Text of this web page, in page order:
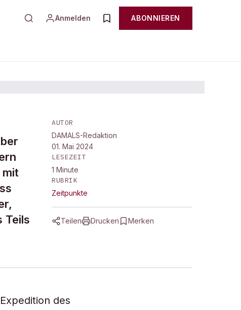
Anmelden ABONNIEREN
mit
Teils
AUTOR
DAMALS-Redaktion
01. Mai 2024
LESEZEIT
1 Minute
RUBRIK
Zeitpunkte
Teilen Drucken Merken
des